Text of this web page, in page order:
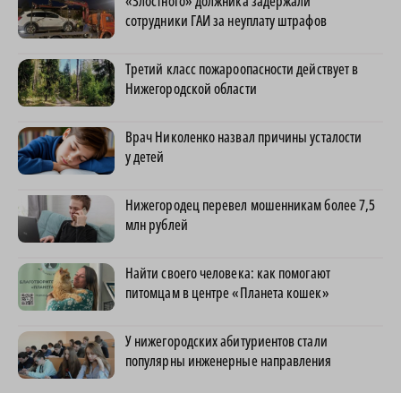
сотрудники ГАИ за неуплату штрафов
Третий класс пожароопасности действует в
Нижегородской области
Врач Николенко назвал причины усталости
у детей
Нижегородец перевел мошенникам более 7,5
млн рублей
Найти своего человека: как помогают
питомцам в центре «Планета кошек»
У нижегородских абитуриентов стали
популярны инженерные направления